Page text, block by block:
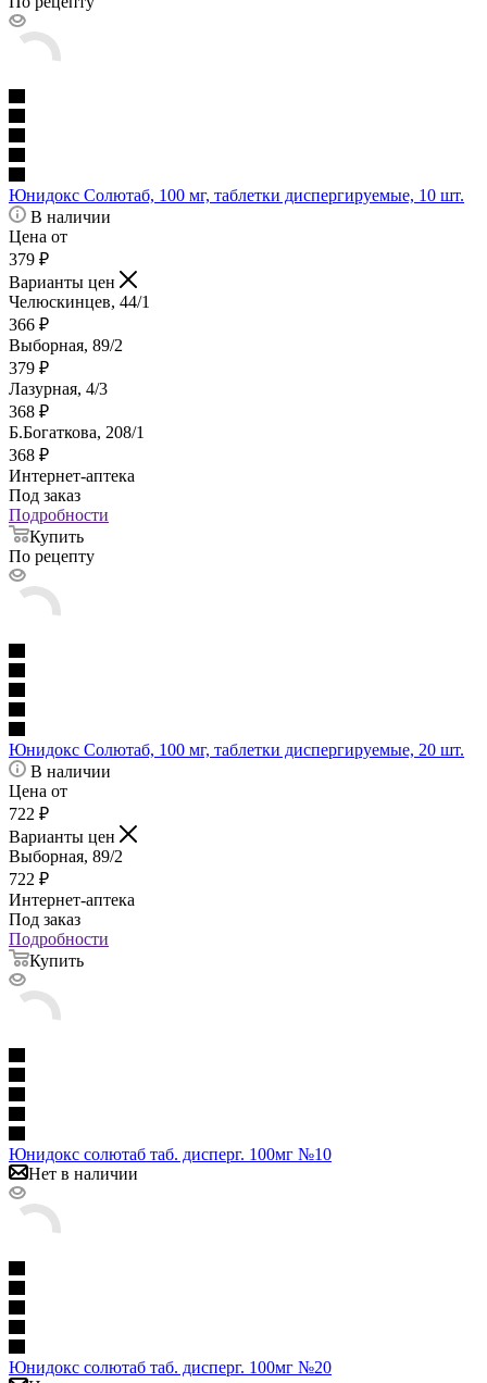
Юнидокс Солютаб, 100 мг, таблетки диспергируемые, 10 шт.
В наличии
Цена от
379 ₽
Варианты цен
Челюскинцев, 44/1
366 ₽
Выборная, 89/2
379 ₽
Лазурная, 4/3
368 ₽
Б.Богаткова, 208/1
368 ₽
Интернет-аптека
Под заказ
Подробности
Купить
По рецепту
Юнидокс Солютаб, 100 мг, таблетки диспергируемые, 20 шт.
В наличии
Цена от
722 ₽
Варианты цен
Выборная, 89/2
722 ₽
Интернет-аптека
Под заказ
Подробности
Купить
Юнидокс солютаб таб. дисперг. 100мг №10
Нет в наличии
Юнидокс солютаб таб. дисперг. 100мг №20